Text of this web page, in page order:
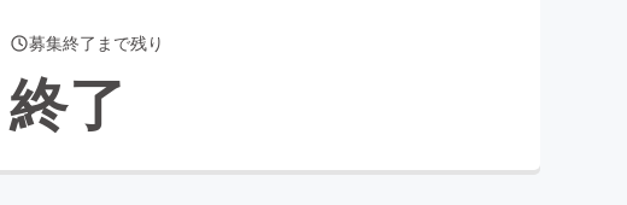
募集終了まで残り
終了